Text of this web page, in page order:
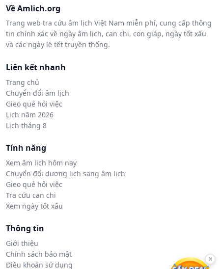
Về Amlich.org
Trang web tra cứu âm lịch Việt Nam miễn phí, cung cấp thông
tin chính xác về ngày âm lịch, can chi, con giáp, ngày tốt xấu
và các ngày lễ tết truyền thống.
Liên kết nhanh
Trang chủ
Chuyển đổi âm lịch
Gieo quẻ hỏi việc
Lịch năm 2026
Lịch tháng 8
Tính năng
Xem âm lịch hôm nay
Chuyển đổi dương lịch sang âm lịch
Gieo quẻ hỏi việc
Tra cứu can chi
Xem ngày tốt xấu
Thông tin
Giới thiệu
Chính sách bảo mật
Điều khoản sử dụng
×